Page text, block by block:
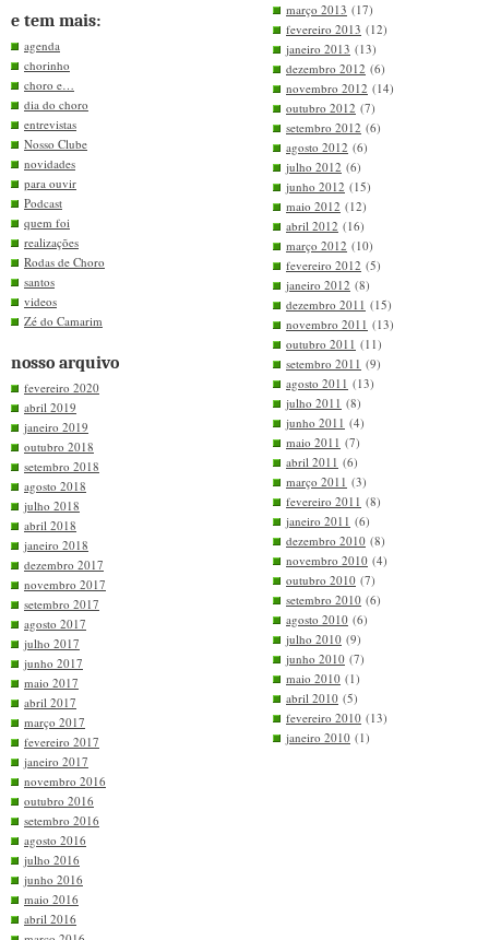
e tem mais:
agenda
chorinho
choro e…
dia do choro
entrevistas
Nosso Clube
novidades
para ouvir
Podcast
quem foi
realizações
Rodas de Choro
santos
videos
Zé do Camarim
nosso arquivo
fevereiro 2020
abril 2019
janeiro 2019
outubro 2018
setembro 2018
agosto 2018
julho 2018
abril 2018
janeiro 2018
dezembro 2017
novembro 2017
setembro 2017
agosto 2017
julho 2017
junho 2017
maio 2017
abril 2017
março 2017
fevereiro 2017
janeiro 2017
novembro 2016
outubro 2016
setembro 2016
agosto 2016
julho 2016
junho 2016
maio 2016
abril 2016
março 2013 (17)
fevereiro 2013 (12)
janeiro 2013 (13)
dezembro 2012 (6)
novembro 2012 (14)
outubro 2012 (7)
setembro 2012 (6)
agosto 2012 (6)
julho 2012 (6)
junho 2012 (15)
maio 2012 (12)
abril 2012 (16)
março 2012 (10)
fevereiro 2012 (5)
janeiro 2012 (8)
dezembro 2011 (15)
novembro 2011 (13)
outubro 2011 (11)
setembro 2011 (9)
agosto 2011 (13)
julho 2011 (8)
junho 2011 (4)
maio 2011 (7)
abril 2011 (6)
março 2011 (3)
fevereiro 2011 (8)
janeiro 2011 (6)
dezembro 2010 (8)
novembro 2010 (4)
outubro 2010 (7)
setembro 2010 (6)
agosto 2010 (6)
julho 2010 (9)
junho 2010 (7)
maio 2010 (1)
abril 2010 (5)
fevereiro 2010 (13)
janeiro 2010 (1)